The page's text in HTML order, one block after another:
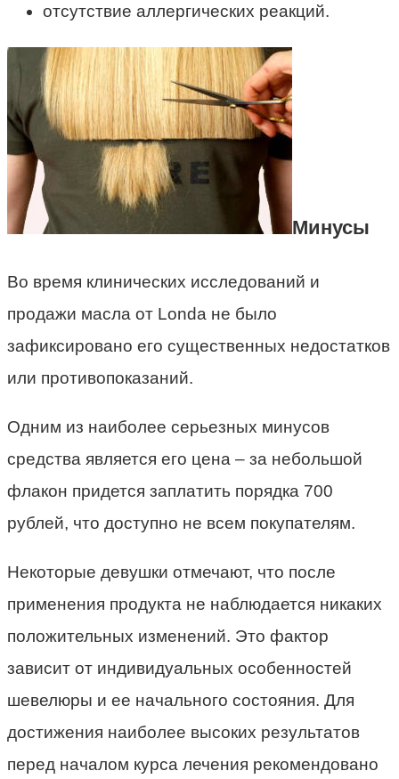
отсутствие аллергических реакций.
Минусы
Во время клинических исследований и
продажи масла от Londa не было
зафиксировано его существенных недостатков
или противопоказаний.
Одним из наиболее серьезных минусов
средства является его цена – за небольшой
флакон придется заплатить порядка 700
рублей, что доступно не всем покупателям.
Некоторые девушки отмечают, что после
применения продукта не наблюдается никаких
положительных изменений. Это фактор
зависит от индивидуальных особенностей
шевелюры и ее начального состояния. Для
достижения наиболее высоких результатов
перед началом курса лечения рекомендовано